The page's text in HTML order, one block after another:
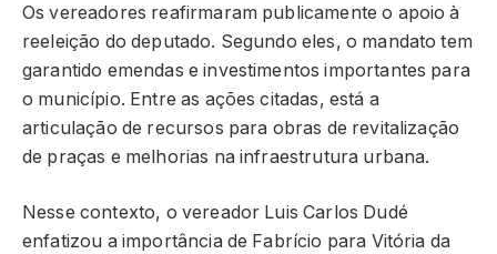
Os vereadores reafirmaram publicamente o apoio à
reeleição do deputado. Segundo eles, o mandato tem
garantido emendas e investimentos importantes para
o município. Entre as ações citadas, está a
articulação de recursos para obras de revitalização
de praças e melhorias na infraestrutura urbana.
Nesse contexto, o vereador Luis Carlos Dudé
enfatizou a importância de Fabrício para Vitória da